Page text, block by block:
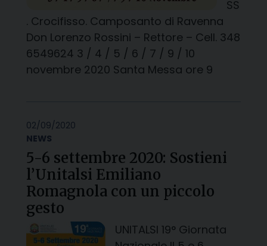
SS
. Crocifisso. Camposanto di Ravenna
Don Lorenzo Rossini – Rettore – Cell. 348
6549624 3 / 4 / 5 / 6 / 7 / 9 / 10
novembre 2020 Santa Messa ore 9
02/09/2020
NEWS
5-6 settembre 2020: Sostieni
l’Unitalsi Emiliano
Romagnola con un piccolo
gesto
UNITALSI 19° Giornata